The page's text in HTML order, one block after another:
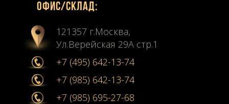
Офиc/склад:
121357 г.Москва,
Ул.Верейская 29А стр.1
+7 (495) 642-13-74
+7 (985) 642-13-74
+7 (985) 695-27-68